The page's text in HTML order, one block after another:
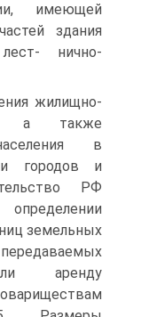
имеющей
здания
нично-
жилищно-
а также
в
городов и
РФ
земельных
аренду